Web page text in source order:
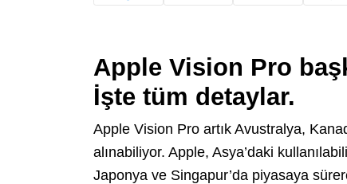
Apple Vision Pro
İşte tüm detaylar.
Apple Vision Pro artık Avustralya,
alınabiliyor. Apple, Asya’daki
Japonya ve Singapur’da piyasaya